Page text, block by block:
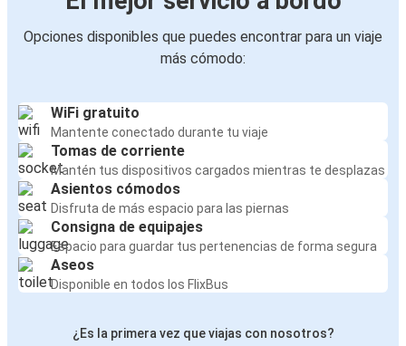
Opciones disponibles que puedes encontrar para un viaje
más cómodo:
WiFi gratuito
Mantente conectado durante tu viaje
Tomas de corriente
Mantén tus dispositivos cargados mientras te desplazas
Asientos cómodos
Disfruta de más espacio para las piernas
Consigna de equipajes
Espacio para guardar tus pertenencias de forma segura
Aseos
Disponible en todos los FlixBus
¿Es la primera vez que viajas con nosotros?